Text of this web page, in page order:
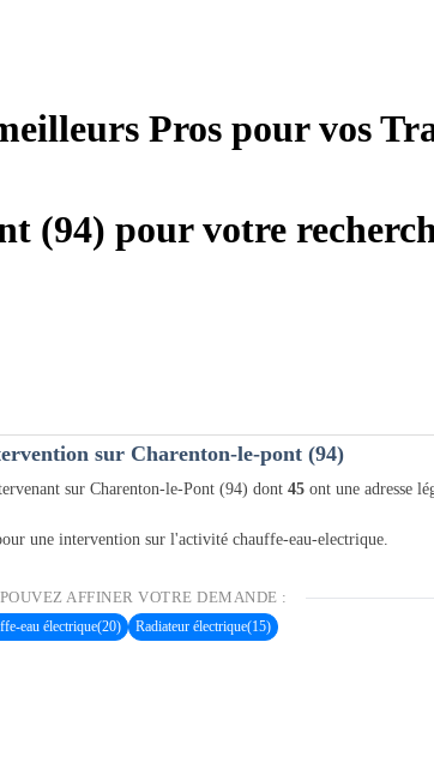
Pros pour vos
(94) pour votre
sur Charenton-le-pont (94)
sur Charenton-le-Pont (94) dont 45 ont une adresse
une intervention sur l'activité chauffe-eau-electrique.
AFFINER VOTRE DEMANDE :
eau électrique(20) Radiateur électrique(15)